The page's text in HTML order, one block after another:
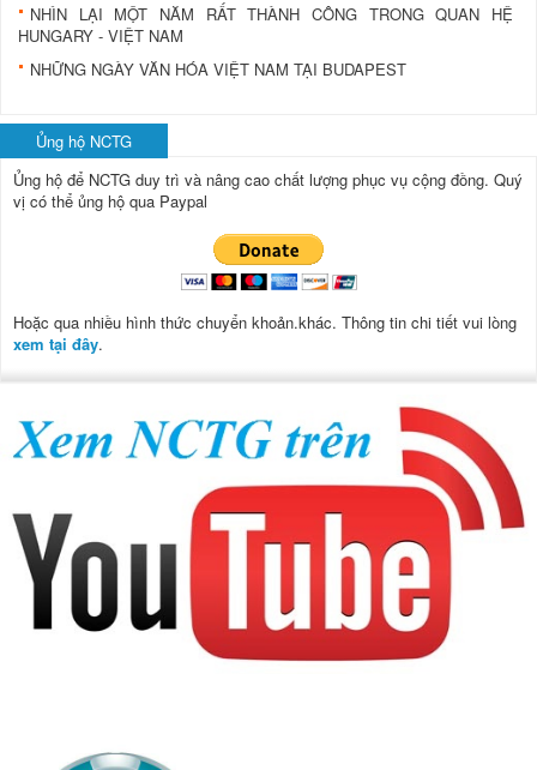
NHÌN LẠI MỘT NĂM RẤT THÀNH CÔNG TRONG QUAN HỆ
HUNGARY - VIỆT NAM
NHỮNG NGÀY VĂN HÓA VIỆT NAM TẠI BUDAPEST
Ủng hộ NCTG
Ủng hộ để NCTG duy trì và nâng cao chất lượng phục vụ cộng đồng. Quý
vị có thể ủng hộ qua Paypal
Hoặc qua nhiều hình thức chuyển khoản.khác. Thông tin chi tiết vui lòng
xem tại đây.